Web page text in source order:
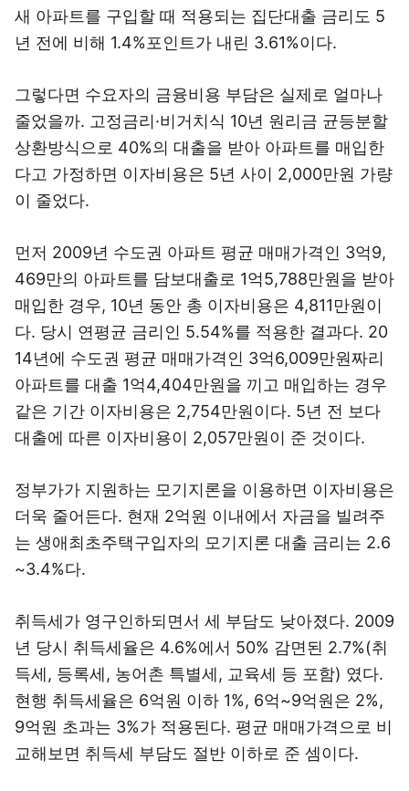
새 아파트를 구입할 때 적용되는 집단대출 금리도 5
년 전에 비해 1.4%포인트가 내린 3.61%이다.
그렇다면 수요자의 금융비용 부담은 실제로 얼마나
줄었을까. 고정금리·비거치식 10년 원리금 균등분할
상환방식으로 40%의 대출을 받아 아파트를 매입한
다고 가정하면 이자비용은 5년 사이 2,000만원 가량
이 줄었다.
먼저 2009년 수도권 아파트 평균 매매가격인 3억9,
469만의 아파트를 담보대출로 1억5,788만원을 받아
매입한 경우, 10년 동안 총 이자비용은 4,811만원이
다. 당시 연평균 금리인 5.54%를 적용한 결과다. 20
14년에 수도권 평균 매매가격인 3억6,009만원짜리
아파트를 대출 1억4,404만원을 끼고 매입하는 경우
같은 기간 이자비용은 2,754만원이다. 5년 전 보다
대출에 따른 이자비용이 2,057만원이 준 것이다.
정부가가 지원하는 모기지론을 이용하면 이자비용은
더욱 줄어든다. 현재 2억원 이내에서 자금을 빌려주
는 생애최초주택구입자의 모기지론 대출 금리는 2.6
~3.4%다.
취득세가 영구인하되면서 세 부담도 낮아졌다. 2009
년 당시 취득세율은 4.6%에서 50% 감면된 2.7%(취
득세, 등록세, 농어촌 특별세, 교육세 등 포함) 였다.
현행 취득세율은 6억원 이하 1%, 6억~9억원은 2%,
9억원 초과는 3%가 적용된다. 평균 매매가격으로 비
교해보면 취득세 부담도 절반 이하로 준 셈이다.